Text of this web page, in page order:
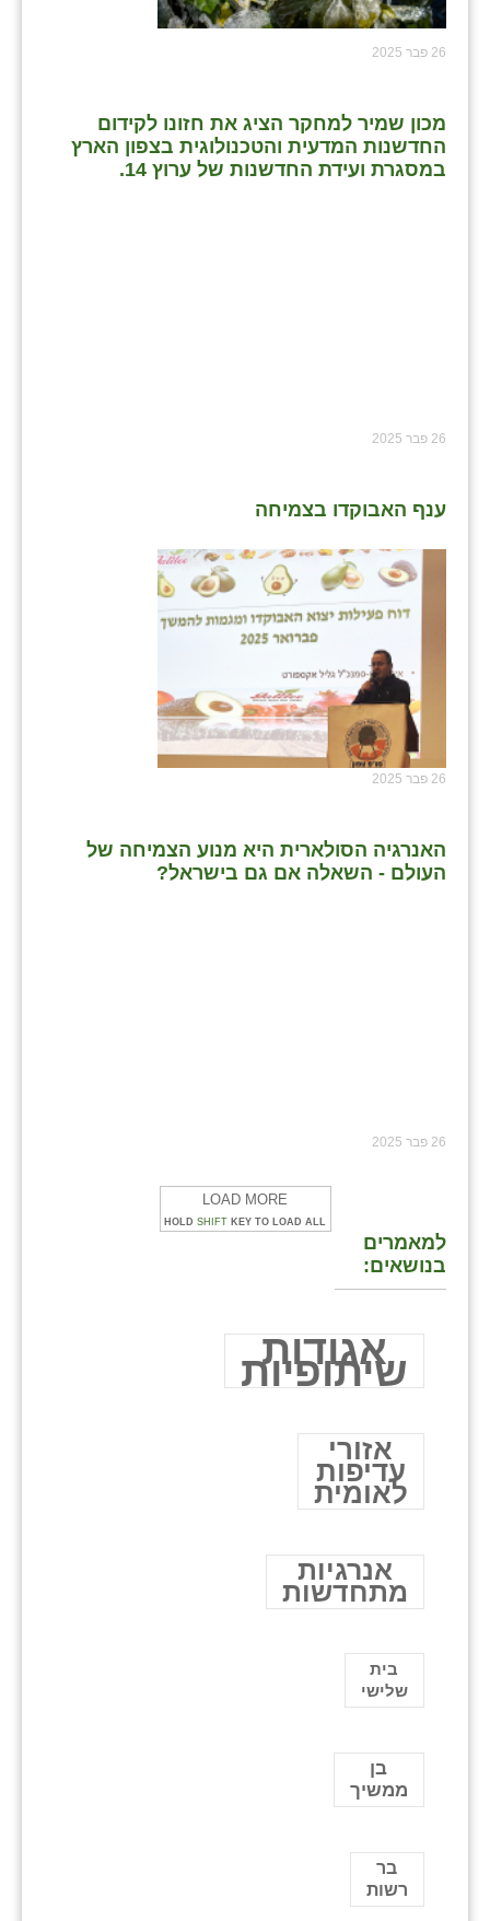
26 פבר 2025
מכון שמיר למחקר הציג את חזונו לקידום
החדשנות המדעית והטכנולוגית בצפון הארץ
במסגרת ועידת החדשנות של ערוץ 14.
26 פבר 2025
ענף האבוקדו בצמיחה
26 פבר 2025
האנרגיה הסולארית היא מנוע הצמיחה של
העולם - השאלה אם גם בישראל?
26 פבר 2025
LOAD MORE
HOLD SHIFT KEY TO LOAD ALL
למאמרים
בנושאים:
אגודות
שיתופיות
אזורי
עדיפות
לאומית
אנרגיות
מתחדשות
בית
שלישי
בן
ממשיך
בר
רשות